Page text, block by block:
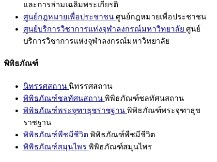
และการล่ามเฉลิมพระเกียรติ
ศูนย์กฎหมายเพื่อประชาชน ศูนย์กฎหมายเพื่อประชาชน
ศูนย์บริการวิชาการแห่งจุฬาลงกรณ์มหาวิทยาลัย ศูนย์
บริการวิชาการแห่งจุฬาลงกรณ์มหาวิทยาลัย
พิพิธภัณฑ์
นิทรรศสถาน นิทรรศสถาน
พิพิธภัณฑ์ชลทัศนสถาน พิพิธภัณฑ์ชลทัศนสถาน
พิพิธภัณฑ์พระจุฑาธุชราชฐาน พิพิธภัณฑ์พระจุฑาธุช
ราชฐาน
พิพิธภัณฑ์พืชมีชีวิต พิพิธภัณฑ์พืชมีชีวิต
พิพิธภัณฑ์สมุนไพร พิพิธภัณฑ์สมุนไพร